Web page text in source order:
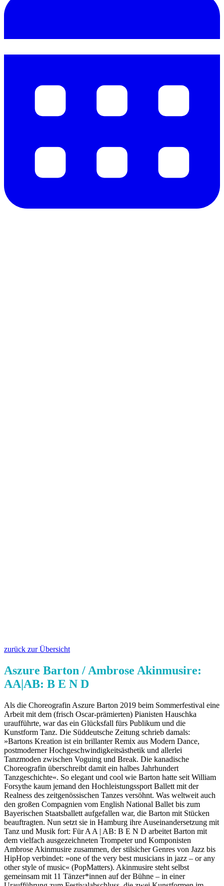
zurück zur Übersicht
Aszure Barton / Ambrose Akinmusire:
AA|AB: B E N D
Als die Choreografin Aszure Barton 2019 beim Sommerfestival eine
Arbeit mit dem (frisch Oscar-prämierten) Pianisten Hauschka
uraufführte, war das ein Glücksfall fürs Publikum und die
Kunstform Tanz. Die Süddeutsche Zeitung schrieb damals:
»Bartons Kreation ist ein brillanter Remix aus Modern Dance,
postmoderner Hochgeschwindigkeitsästhetik und allerlei
Tanzmoden zwischen Voguing und Break. Die kanadische
Choreografin überschreibt damit ein halbes Jahrhundert
Tanzgeschichte«. So elegant und cool wie Barton hatte seit William
Forsythe kaum jemand den Hochleistungssport Ballett mit der
Realness des zeitgenössischen Tanzes versöhnt. Was weltweit auch
den großen Compagnien vom English National Ballet bis zum
Bayerischen Staatsballett aufgefallen war, die Barton mit Stücken
beauftragten. Nun setzt sie in Hamburg ihre Auseinandersetzung mit
Tanz und Musik fort: Für A A | AB: B E N D arbeitet Barton mit
dem vielfach ausgezeichneten Trompeter und Komponisten
Ambrose Akinmusire zusammen, der stilsicher Genres von Jazz bis
HipHop verbindet: »one of the very best musicians in jazz – or any
other style of music« (PopMatters). Akinmusire steht selbst
gemeinsam mit 11 Tänzer*innen auf der Bühne – in einer